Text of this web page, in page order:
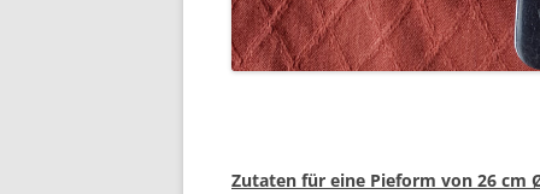
Zutaten für eine Pieform von 26 cm